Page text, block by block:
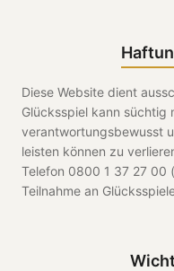
Diese Website dient ausschließlich zu Informationszwecken.
Glücksspiel kann süchtig
verantwortungsbewusst
leisten können zu
Telefon 0800 1 37 27 00
Teilnahme an